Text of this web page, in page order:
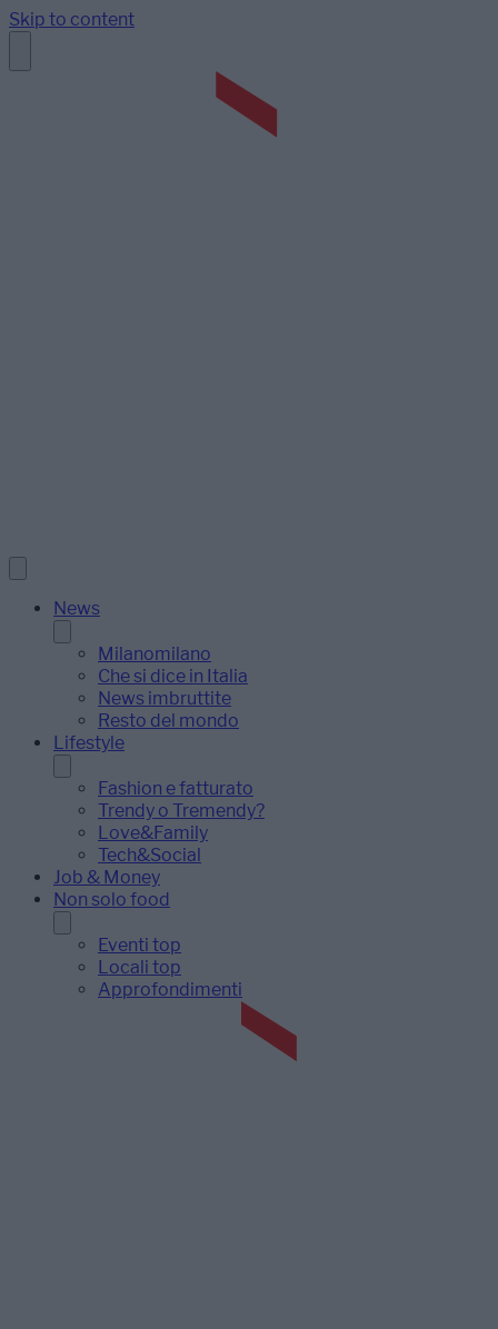
Skip to content
News
Milanomilano
Che si dice in Italia
News imbruttite
Resto del mondo
Lifestyle
Fashion e fatturato
Trendy o Tremendy?
Love&Family
Tech&Social
Job & Money
Non solo food
Eventi top
Locali top
Approfondimenti